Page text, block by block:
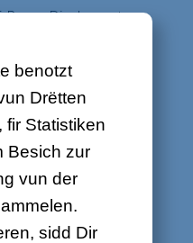
benotzt
Drëtten
fir Statistiken
Besich zur
vun der
sidd Dir
Display mat
och ënnerwee.
vun Ärer
! Dir kënnt
mat der
Tablett,